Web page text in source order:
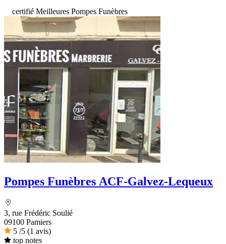
certifié Meilleures Pompes Funèbres
Pompes Funèbres ACF-Galvez-Lequeux
3, rue Frédéric Soulié
09100 Pamiers
5 /5 (1 avis)
top notes